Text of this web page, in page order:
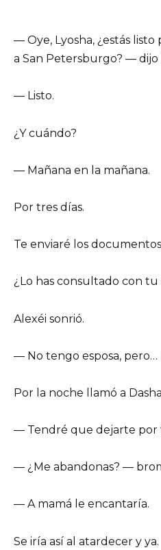
— Oye, Lyosha, ¿estás listo
a San Petersburgo? — dijo
— Listo.
¿Y cuándo?
— Mañana en la mañana.
Por tres días.
Te enviaré los
¿Lo has consultado con tu
Alexéi sonrió.
— No tengo esposa, pero…
Por la noche llamó a
— Tendré que dejarte por
— ¿Me abandonas? —
— A mamá le encantaría.
Se iría así al atardecer y ya.